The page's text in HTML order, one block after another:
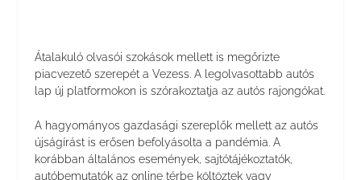
Átalakuló olvasói szokások mellett is megőrizte
piacvezető szerepét a Vezess. A legolvasottabb autós
lap új platformokon is szórakoztatja az autós rajongókat.
A hagyományos gazdasági szereplők mellett az autós
újságírást is erősen befolyásolta a pandémia. A
korábban általános események, sajtótájékoztatók,
autóbemutatók az online térbe költöztek vagy